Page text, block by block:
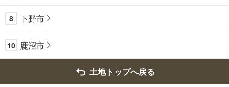
8 下野市
10 鹿沼市
土地トップへ戻る